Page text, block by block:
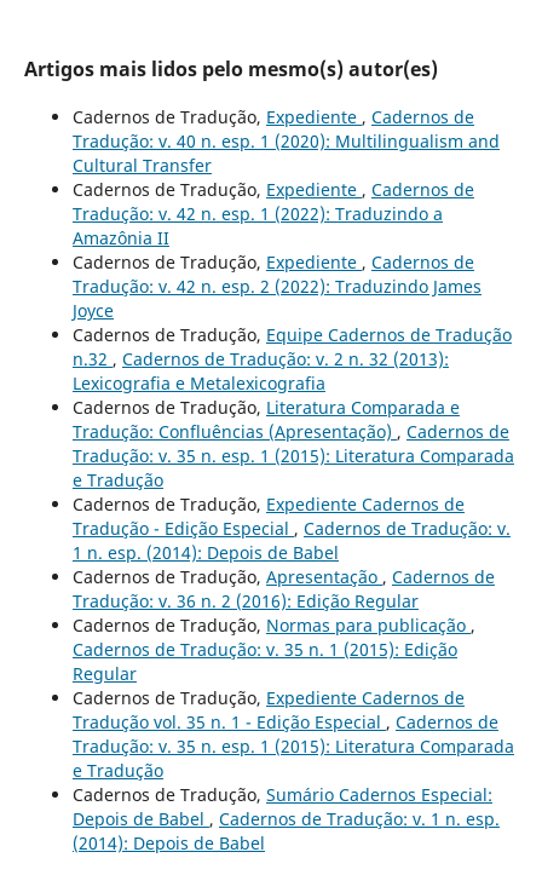
Artigos mais lidos pelo mesmo(s) autor(es)
Cadernos de Tradução, Expediente , Cadernos de
Tradução: v. 40 n. esp. 1 (2020): Multilingualism and
Cultural Transfer
Cadernos de Tradução, Expediente , Cadernos de
Tradução: v. 42 n. esp. 1 (2022): Traduzindo a
Amazônia II
Cadernos de Tradução, Expediente , Cadernos de
Tradução: v. 42 n. esp. 2 (2022): Traduzindo James
Joyce
Cadernos de Tradução, Equipe Cadernos de Tradução
n.32 , Cadernos de Tradução: v. 2 n. 32 (2013):
Lexicografia e Metalexicografia
Cadernos de Tradução, Literatura Comparada e
Tradução: Confluências (Apresentação) , Cadernos de
Tradução: v. 35 n. esp. 1 (2015): Literatura Comparada
e Tradução
Cadernos de Tradução, Expediente Cadernos de
Tradução - Edição Especial , Cadernos de Tradução: v.
1 n. esp. (2014): Depois de Babel
Cadernos de Tradução, Apresentação , Cadernos de
Tradução: v. 36 n. 2 (2016): Edição Regular
Cadernos de Tradução, Normas para publicação ,
Cadernos de Tradução: v. 35 n. 1 (2015): Edição
Regular
Cadernos de Tradução, Expediente Cadernos de
Tradução vol. 35 n. 1 - Edição Especial , Cadernos de
Tradução: v. 35 n. esp. 1 (2015): Literatura Comparada
e Tradução
Cadernos de Tradução, Sumário Cadernos Especial:
Depois de Babel , Cadernos de Tradução: v. 1 n. esp.
(2014): Depois de Babel